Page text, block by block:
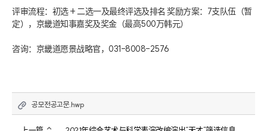
评审流程：初选 + 二选一及最终评选及排名 奖励方案：7支队伍（暂
定），京畿道知事嘉奖及奖金（最高500万韩元）
咨询：京畿道愿景战略官，031-8008-2576
공모전공고문.hwp